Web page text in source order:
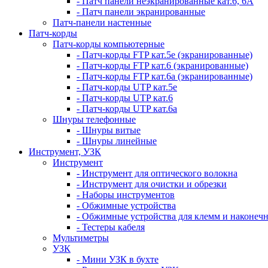
- Патч панели экранированные
Патч-панели настенные
Патч-корды
Патч-корды компьютерные
- Патч-корды FTP кат.5е (экранированные)
- Патч-корды FTP кат.6 (экранированные)
- Патч-корды FTP кат.6а (экранированные)
- Патч-корды UTP кат.5е
- Патч-корды UTP кат.6
- Патч-корды UTP кат.6а
Шнуры телефонные
- Шнуры витые
- Шнуры линейные
Инструмент, УЗК
Инструмент
- Инструмент для оптического волокна
- Инструмент для очистки и обрезки
- Наборы инструментов
- Обжимные устройства
- Обжимные устройства для клемм и
- Тестеры кабеля
Мультиметры
УЗК
- Мини УЗК в бухте